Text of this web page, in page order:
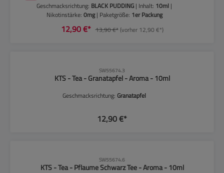
Geschmacksrichtung: BLACK PUDDING | Inhalt: 10ml |
Nikotinstärke: 0mg| Paketgröße: 1er Packung
12,90 €* 13,90 €*(vorher 12,90 €*)
SW55674.3
KTS - Tea - Granatapfel - Aroma - 10ml
Geschmacksrichtung:Granatapfel
12,90 €*
SW55674.6
KTS - Tea - Pflaume Schwarz Tee - Aroma - 10ml